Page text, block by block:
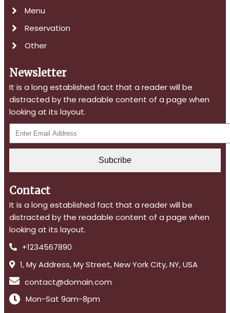
Menu
Reservation
Other
Newsletter
It is a long established fact that a reader will be
distracted by the readable content of a page when
looking at its layout.
Subcribe
Contact
It is a long established fact that a reader will be
distracted by the readable content of a page when
looking at its layout.
+1234567890
1, My Address, My Street, New York City, NY, USA
contact@domain.com
Mon-Sat 9am-8pm